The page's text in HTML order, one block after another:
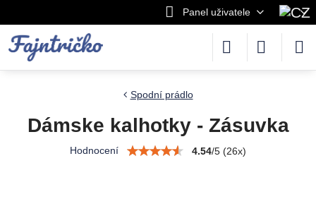
Panel uživatele
Spodní prádlo
Dámske kalhotky - Zásuvka
Hodnocení 4.54/5 (26x)